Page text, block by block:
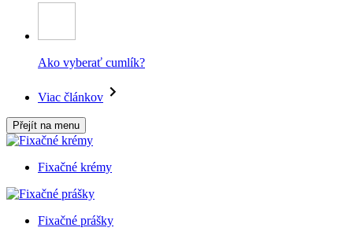
Ako vyberať cumlík?
Viac článkov
Přejít na menu
Fixačné krémy
Fixačné prášky